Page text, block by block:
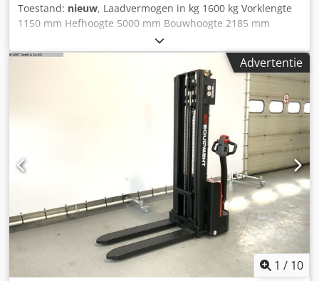
Toestand: nieuw, Laadvermogen in kg 1600 kg Vorklengte
1150 mm Hefhoogte 5000 mm Bouwhoogte 2185 mm
Machinegewicht ca. 0,98 t Afmetingen L x B x H 1,72 x 0,8 x
2,2 meter Palletwagen met - Triplexmast Dcsdpsvn Uxrofx
Akiek - Lithium-ionbatterij - snel heffen en dalen - lage
Advertentie
1 / 10